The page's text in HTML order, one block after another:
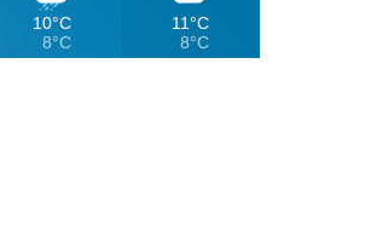
10°C
8°C
11°C
8°C